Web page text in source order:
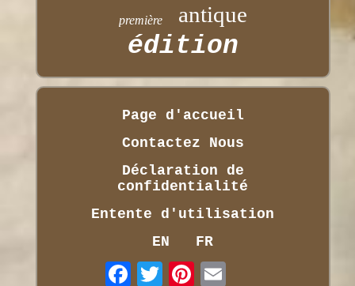
première antique
édition
Page d'accueil
Contactez Nous
Déclaration de
confidentialité
Entente d'utilisation
EN
FR